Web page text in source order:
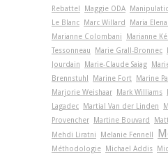
Rebattel
Maggie ODA
Le Blanc
Marc Willard Maria
Marianne Colombani
Marianne
Tessonneau
Marie Grall-Bronnec
Jourdain
Marie-Claude Saiag
Brennstuhl
Marine Fort Marine
Marjorie Weishaar
Mark Williams
Lagadec
Martial Van der Linden
Provencher
Martine Bouvard
Mehdi Liratni
Melanie Fennell
Méthodologie Michael Addis